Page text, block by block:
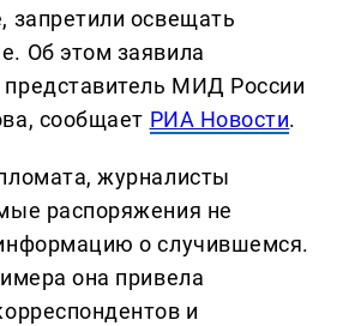
запретили освещать
Об этом заявила
МИД России
сообщает РИА Новости.
журналисты
распоряжения не
о случившемся.
она привела
и